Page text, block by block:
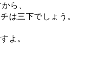
ら、
は三下でしょう。
よ。